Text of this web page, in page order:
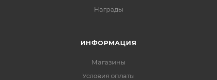
Награды
ИНФОРМАЦИЯ
Магазины
Условия оплаты